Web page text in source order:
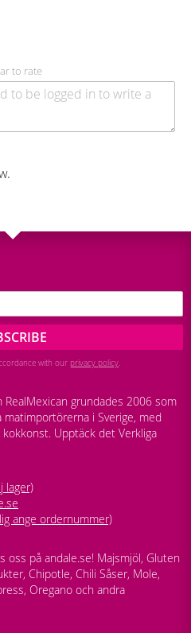
to rate
with our privacy policy.
grundades 2006 som
i Sverige, med
Upptäck det Verkliga
lager)
ange ordernummer)
oss på andale.se! Majsmjöl, Gluten
Chipotle, Chili Såser, Mole,
Oregano och andra